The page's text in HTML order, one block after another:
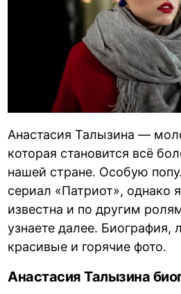
Анастасия Талызина —
которая становится всё
нашей стране. Особую
сериал «Патриот», однако
известна и по другим
узнаете далее. Биография,
красивые и горячие фото.
Анастасия Талызина